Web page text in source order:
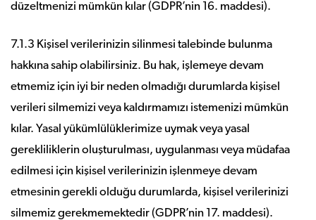
düzeltmenizi mümkün kılar (GDPR’nin 16. maddesi).
7.1.3 Kişisel verilerinizin silinmesi talebinde bulunma
hakkına sahip olabilirsiniz. Bu hak, işlemeye devam
etmemiz için iyi bir neden olmadığı durumlarda kişisel
verileri silmemizi veya kaldırmamızı istemenizi mümkün
kılar. Yasal yükümlülüklerimize uymak veya yasal
gerekliliklerin oluşturulması, uygulanması veya müdafaa
edilmesi için kişisel verilerinizin işlenmeye devam
etmesinin gerekli olduğu durumlarda, kişisel verilerinizi
silmemiz gerekmemektedir (GDPR’nin 17. maddesi).